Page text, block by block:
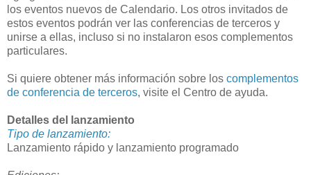
los eventos nuevos de Calendario. Los otros invitados de
estos eventos podrán ver las conferencias de terceros y
unirse a ellas, incluso si no instalaron esos complementos
particulares.
Si quiere obtener más información sobre los complementos
de conferencia de terceros, visite el Centro de ayuda.
Detalles del lanzamiento
Tipo de lanzamiento:
Lanzamiento rápido y lanzamiento programado